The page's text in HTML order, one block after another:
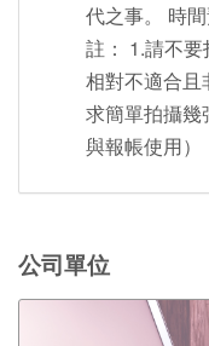
代之事。 時
註： 1.請不
相對不適合且
求簡單拍攝幾
與報帳使用）
公司單位